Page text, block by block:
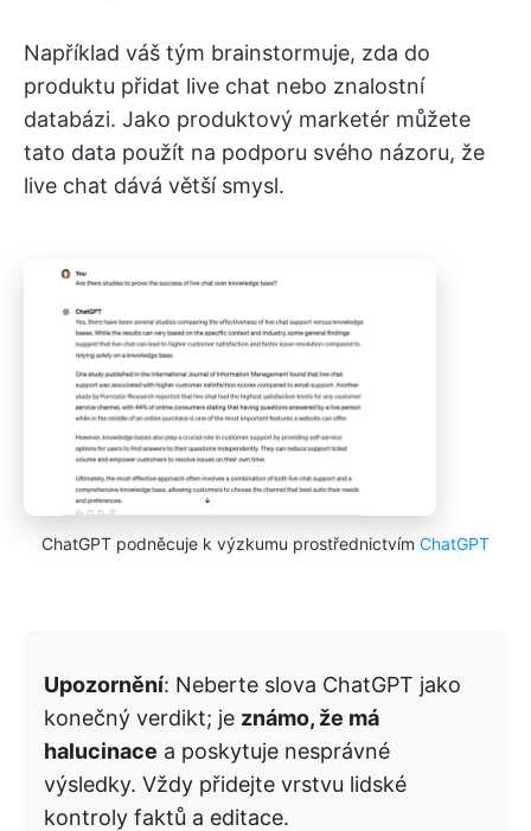
Například váš tým brainstormuje, zda do
produktu přidat live chat nebo znalostní
databázi. Jako produktový marketér můžete
tato data použít na podporu svého názoru, že
live chat dává větší smysl.
ChatGPT podněcuje k výzkumu prostřednictvím ChatGPT
Upozornění: Neberte slova ChatGPT jako
konečný verdikt; je známo, že má
halucinace a poskytuje nesprávné
výsledky. Vždy přidejte vrstvu lidské
kontroly faktů a editace.